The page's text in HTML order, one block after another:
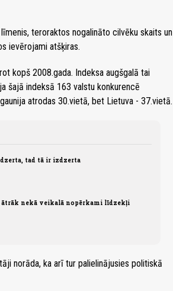
teroraktos nogalināto cilvēku skaits un
ievērojami atšķiras.
kopš 2008.gada. Indeksa augšgalā tai
šajā indeksā 163 valstu konkurencē
atrodas 30.vietā, bet Lietuva - 37.vietā.
tad tā ir izdzerta
nekā veikalā nopērkami līdzekļi
norāda, ka arī tur palielinājusies politiskā